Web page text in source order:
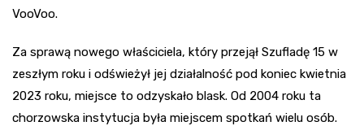
VooVoo.
Za sprawą nowego właściciela, który przejął Szufladę 15 w
zeszłym roku i odświeżył jej działalność pod koniec kwietnia
2023 roku, miejsce to odzyskało blask. Od 2004 roku ta
chorzowska instytucja była miejscem spotkań wielu osób.